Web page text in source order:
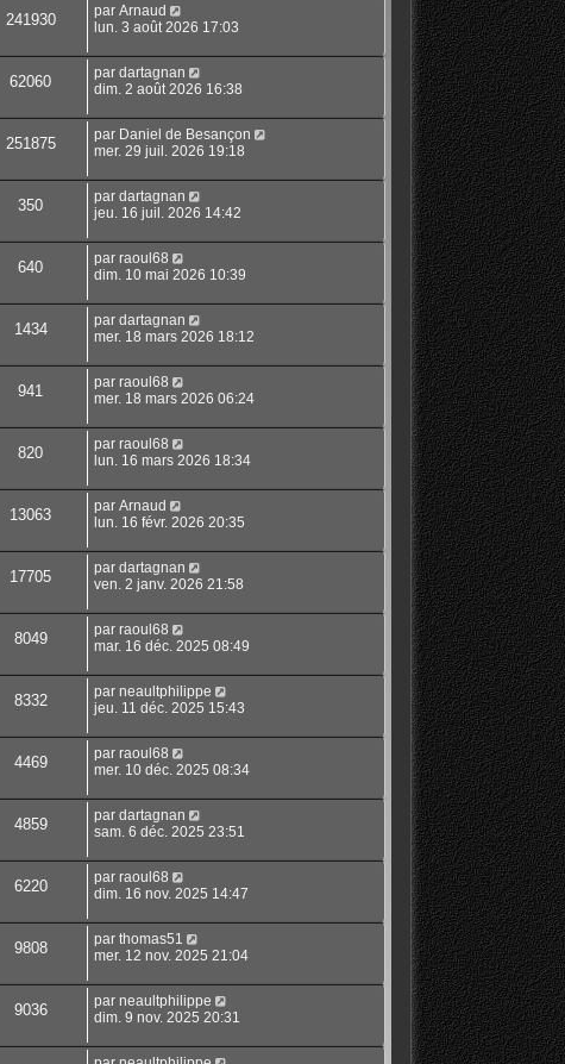
241930 par Arnaud
lun. 3 août 2026 17:03
62060 par dartagnan
dim. 2 août 2026 16:38
251875 par Daniel de Besançon
mer. 29 juil. 2026 19:18
350 par dartagnan
jeu. 16 juil. 2026 14:42
640 par raoul68
dim. 10 mai 2026 10:39
1434 par dartagnan
mer. 18 mars 2026 18:12
941 par raoul68
mer. 18 mars 2026 06:24
820 par raoul68
lun. 16 mars 2026 18:34
13063 par Arnaud
lun. 16 févr. 2026 20:35
17705 par dartagnan
ven. 2 janv. 2026 21:58
8049 par raoul68
mar. 16 déc. 2025 08:49
8332 par neaultphilippe
jeu. 11 déc. 2025 15:43
4469 par raoul68
mer. 10 déc. 2025 08:34
4859 par dartagnan
sam. 6 déc. 2025 23:51
6220 par raoul68
dim. 16 nov. 2025 14:47
9808 par thomas51
mer. 12 nov. 2025 21:04
9036 par neaultphilippe
dim. 9 nov. 2025 20:31